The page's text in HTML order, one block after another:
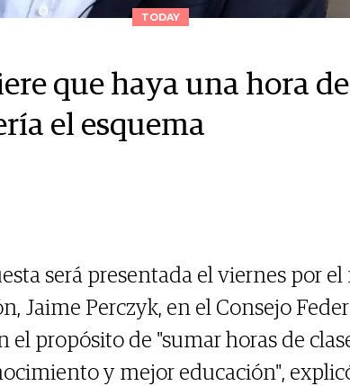
TODAY
que haya una hora
el esquema
será presentada el viernes por
Jaime Perczyk, en el Consejo
el propósito de "sumar horas de
y mejor educación",